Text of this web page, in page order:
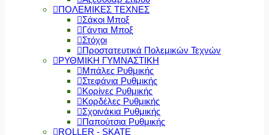
ΠΟΛΕΜΙΚΕΣ ΤΕΧΝΕΣ
Σάκοι Μποξ
Γάντια Μποξ
Στόχοι
Προστατευτικά Πολεμικών Τεχνών
ΡΥΘΜΙΚΗ ΓΥΜΝΑΣΤΙΚΗ
Μπάλες Ρυθμικής
Στεφάνια Ρυθμικής
Κορίνες Ρυθμικής
Κορδέλες Ρυθμικής
Σχοινάκια Ρυθμικής
Παπούτσια Ρυθμικής
ROLLER - SKATE